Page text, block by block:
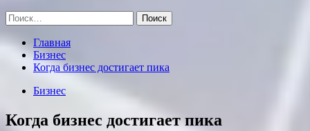
Найти:
Главная
Бизнес
Когда бизнес достигает пика
Бизнес
Когда бизнес достигает пика